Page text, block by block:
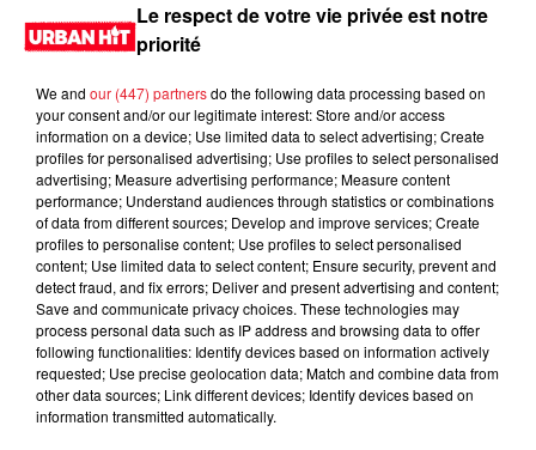
0:00 26 min 55 sec
11 février 2023 - 26 min 55 sec
Hard Level du 11/02/2023 Partie 2
Le respect de votre vie privée est notre
priorité
We and our (447) partnersdo the following data processing based on
your consent and/or our legitimate interest: Store and/or access
information on a device; Use limited data to select advertising; Create
profiles for personalised advertising; Use profiles to select personalised
advertising; Measure advertising performance; Measure content
performance; Understand audiences through statistics or combinations
of data from different sources; Develop and improve services; Create
profiles to personalise content; Use profiles to select personalised
content; Use limited data to select content; Ensure security, prevent and
detect fraud, and fix errors; Deliver and present advertising and content;
Save and communicate privacy choices. These technologies may
process personal data such as IP address and browsing data to offer
following functionalities: Identify devices based on information actively
requested; Use precise geolocation data; Match and combine data from
other data sources; Link different devices; Identify devices based on
information transmitted automatically.